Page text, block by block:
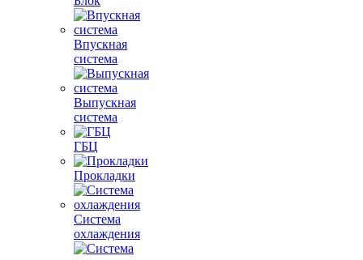
Впускная
система
Выпускная
система
ГБЦ
Прокладки
Система
охлаждения